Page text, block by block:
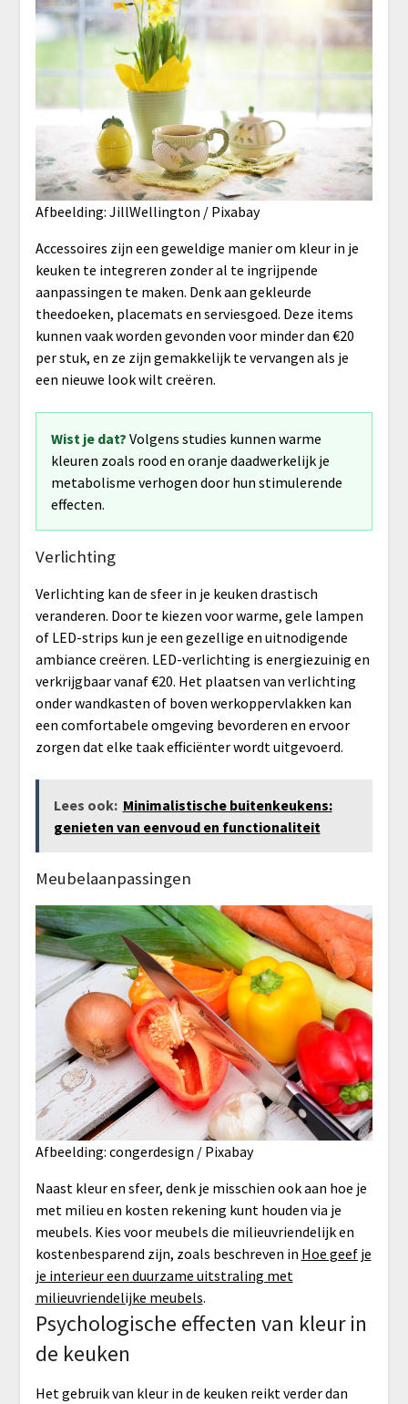
Afbeelding: JillWellington / Pixabay
Accessoires zijn een geweldige manier om kleur in je
keuken te integreren zonder al te ingrijpende
aanpassingen te maken. Denk aan gekleurde
theedoeken, placemats en serviesgoed. Deze items
kunnen vaak worden gevonden voor minder dan €20
per stuk, en ze zijn gemakkelijk te vervangen als je
een nieuwe look wilt creëren.
Wist je dat? Volgens studies kunnen warme
kleuren zoals rood en oranje daadwerkelijk je
metabolisme verhogen door hun stimulerende
effecten.
Verlichting
Verlichting kan de sfeer in je keuken drastisch
veranderen. Door te kiezen voor warme, gele lampen
of LED-strips kun je een gezellige en uitnodigende
ambiance creëren. LED-verlichting is energiezuinig en
verkrijgbaar vanaf €20. Het plaatsen van verlichting
onder wandkasten of boven werkoppervlakken kan
een comfortabele omgeving bevorderen en ervoor
zorgen dat elke taak efficiënter wordt uitgevoerd.
Lees ook: Minimalistische buitenkeukens:
genieten van eenvoud en functionaliteit
Meubelaanpassingen
Afbeelding: congerdesign / Pixabay
Naast kleur en sfeer, denk je misschien ook aan hoe je
met milieu en kosten rekening kunt houden via je
meubels. Kies voor meubels die milieuvriendelijk en
kostenbesparend zijn, zoals beschreven in Hoe geef je
je interieur een duurzame uitstraling met
milieuvriendelijke meubels.
Psychologische effecten van kleur in
de keuken
Het gebruik van kleur in de keuken reikt verder dan